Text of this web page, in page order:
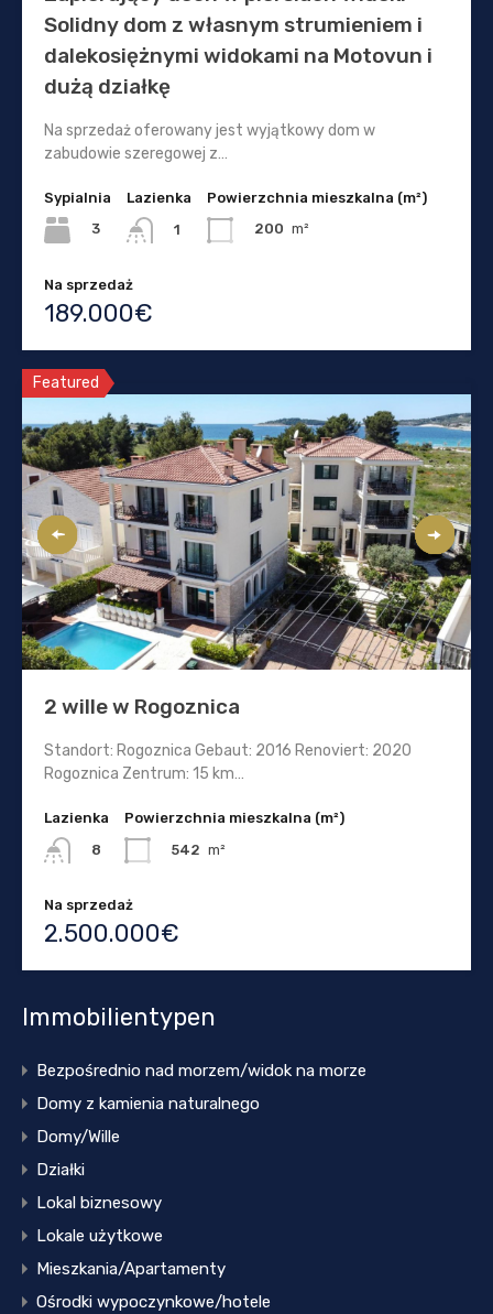
Solidny dom z własnym strumieniem i
dalekosiężnymi widokami na Motovun i
dużą działkę
Na sprzedaż oferowany jest wyjątkowy dom w
zabudowie szeregowej z…
Sypialnia
3
Lazienka
1
Powierzchnia mieszkalna (m²)
200 m²
Na sprzedaż
189.000€
Featured
2 wille w Rogoznica
Standort: Rogoznica Gebaut: 2016 Renoviert: 2020
Rogoznica Zentrum: 15 km…
Lazienka
8
Powierzchnia mieszkalna (m²)
542 m²
Na sprzedaż
2.500.000€
Immobilientypen
Bezpośrednio nad morzem/widok na morze
Domy z kamienia naturalnego
Domy/Wille
Działki
Lokal biznesowy
Lokale użytkowe
Mieszkania/Apartamenty
Ośrodki wypoczynkowe/hotele